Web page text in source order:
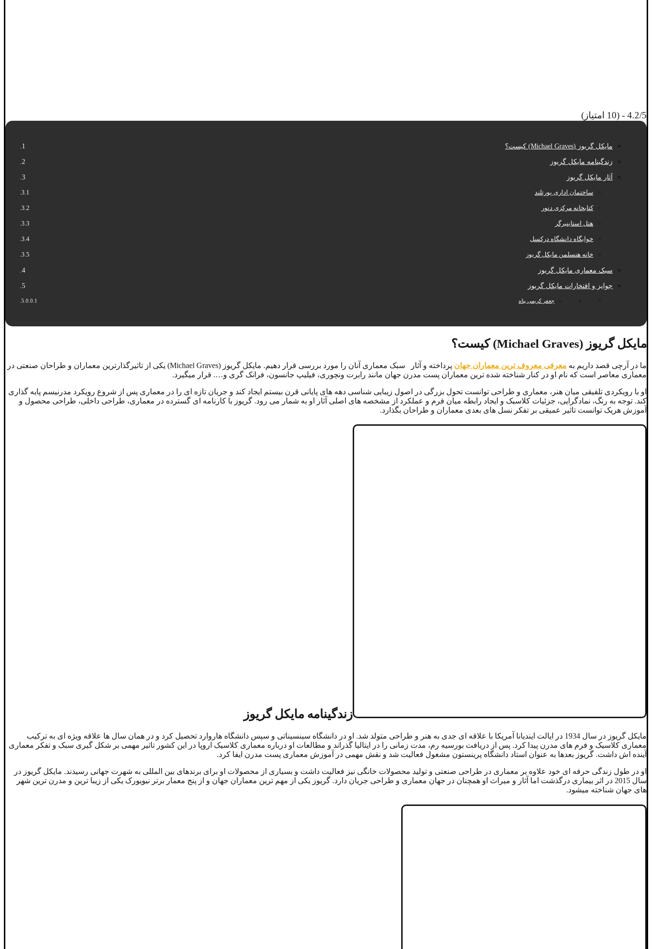
4.2/5 - (10 امتیاز)
مایکل گریوز (Michael Graves) کیست؟
زندگینامه مایکل گریوز
آثار مایکل گریوز
ساختمان اداری پورتلند
کتابخانه مرکزی دنور
هتل استاینبرگر
خوابگاه دانشگاه درکسل
خانه هنسلمن مایکل گریوز
سبک معماری مایکل گریوز
جوایز و افتخارات مایکل گریوز
جعفر کریمی پناه
مایکل گریوز (Michael Graves) کیست؟
ما در آرچی قصد داریم به معرفی معروف ترین معماران جهان
پرداخته و آثار سبک معماری آنان را مورد بررسی قرار دهیم. مایکل گریوز (Michael Graves) یکی از تاثیرگذارترین معماران و طراحان صنعتی در
معماری معاصر است که نام او در کنار شناخته شده ترین معماران پست مدرن جهان مانند رابرت ونچوری، فیلیپ جانسون، فرانک گری و…. قرار میگیرد.
او با رویکردی تلفیقی میان هنر، معماری و طراحی توانست تحول بزرگی در اصول زیبایی شناسی دهه های پایانی قرن بیستم ایجاد کند و جریان تازه ای را در معماری پس از شروع رویکرد مدرنیسم پایه گذاری
کند. توجه به رنگ، نمادگرایی، جزئیات کلاسیک و ایجاد رابطه میان فرم و عملکرد از مشخصه های اصلی آثار او به شمار می رود. گریوز با کارنامه ای گسترده در معماری، طراحی داخلی، طراحی محصول و
آموزش هریک توانست تاثیر عمیقی بر تفکر نسل های بعدی معماران و طراحان بگذارد.
زندگینامه مایکل گریوز
مایکل گریوز در سال 1934 در ایالت ایندیانا آمریکا با علاقه ای جدی به هنر و طراحی متولد شد. او در دانشگاه سینسیناتی و سپس دانشگاه هاروارد تحصیل کرد و در همان سال ها علاقه ویژه ای به ترکیب
معماری کلاسیک و فرم های مدرن پیدا کرد. پس از دریافت بورسیه رم، مدت زمانی را در ایتالیا گذراند و مطالعات او درباره معماری کلاسیک اروپا در این کشور تاثیر مهمی بر شکل گیری سبک و تفکر معماری
آینده اش داشت. گریوز بعدها به عنوان استاد دانشگاه پرینستون مشغول فعالیت شد و نقش مهمی در آموزش معماری پست مدرن ایفا کرد.
او در طول زندگی حرفه ای خود علاوه بر معماری در طراحی صنعتی و تولید محصولات خانگی نیز فعالیت داشت و بسیاری از محصولات او برای برندهای بین المللی به شهرت جهانی رسیدند. مایکل گریوز در
سال 2015 در اثر بیماری درگذشت اما آثار و میراث او همچنان در جهان معماری و طراحی جریان دارد. گریوز یکی از مهم ترین معماران جهان و از پنج معمار برتر نیویورک یکی از زیبا ترین و مدرن ترین شهر
های جهان شناخته میشود.